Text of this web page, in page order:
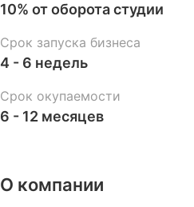
10% от оборота студии
Срок запуска бизнеса
4 - 6 недель
Срок окупаемости
6 - 12 месяцев
О компании